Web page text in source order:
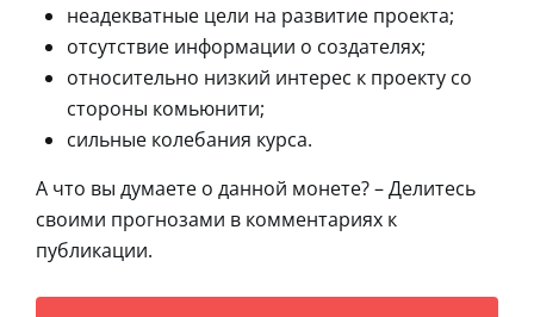
неадекватные цели на развитие проекта;
отсутствие информации о создателях;
относительно низкий интерес к проекту со
стороны комьюнити;
сильные колебания курса.
А что вы думаете о данной монете? – Делитесь
своими прогнозами в комментариях к
публикации.